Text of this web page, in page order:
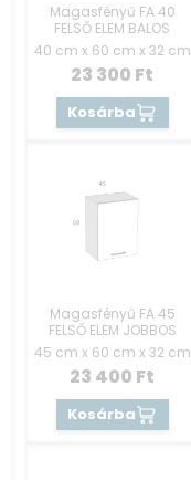
Magasfényű FA 40
FELSŐ ELEM BALOS
40 cm x 60 cm x 32 cm
23 300 Ft
Kosárba
Magasfényű FA 45
FELSŐ ELEM JOBBOS
45 cm x 60 cm x 32 cm
23 400 Ft
Kosárba